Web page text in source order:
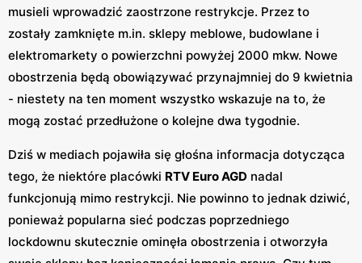
musieli wprowadzić zaostrzone restrykcje. Przez to
zostały zamknięte m.in. sklepy meblowe, budowlane i
elektromarkety o powierzchni powyżej 2000 mkw. Nowe
obostrzenia będą obowiązywać przynajmniej do 9 kwietnia
- niestety na ten moment wszystko wskazuje na to, że
mogą zostać przedłużone o kolejne dwa tygodnie.
Dziś w mediach pojawiła się głośna informacja dotycząca
tego, że niektóre placówki RTV Euro AGD nadal
funkcjonują mimo restrykcji. Nie powinno to jednak dziwić,
ponieważ popularna sieć podczas poprzedniego
lockdownu skutecznie ominęła obostrzenia i otworzyła